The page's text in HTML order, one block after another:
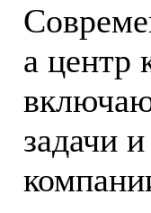
а центр
задачи